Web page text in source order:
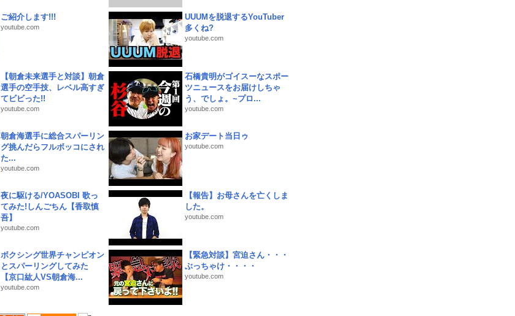
ご紹介します!!!
youtube.com
UUUMを脱退するYouTuber
多くね?
youtube.com
【朝倉未来選手と対談】朝倉
選手の空手技、レベル高すぎ
てビビった!!
youtube.com
石橋貴明がゴイスーなスポー
ツニュースをお届けしちゃ
う、でしょ。~プロ...
youtube.com
朝倉海選手に総合スパーリン
グ挑んだらフルボッコにされ
た...
youtube.com
お家デート当日ゥ
youtube.com
夜に駆ける/YOASOBI 歌っ
てみた!しんごちん【香取慎
吾】
youtube.com
【報告】お母さんを亡くしま
した。
youtube.com
ボクシング世界チャンピオン
とスパーリングしてみた
【京口紘人VS朝倉海...
youtube.com
【緊急対談】宮迫さん・・・
ぶっちゃけ・・・・
youtube.com